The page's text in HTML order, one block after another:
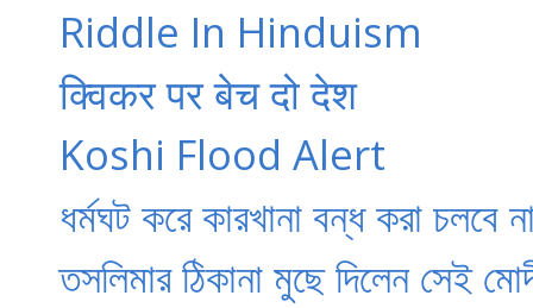
Riddle In Hinduism
क्विकर पर बेच दो देश
Koshi Flood Alert
ধর্মঘট করে কারখানা বন্ধ করা চলবে
তসলিমার ঠিকানা মুছে দিলেন সেই